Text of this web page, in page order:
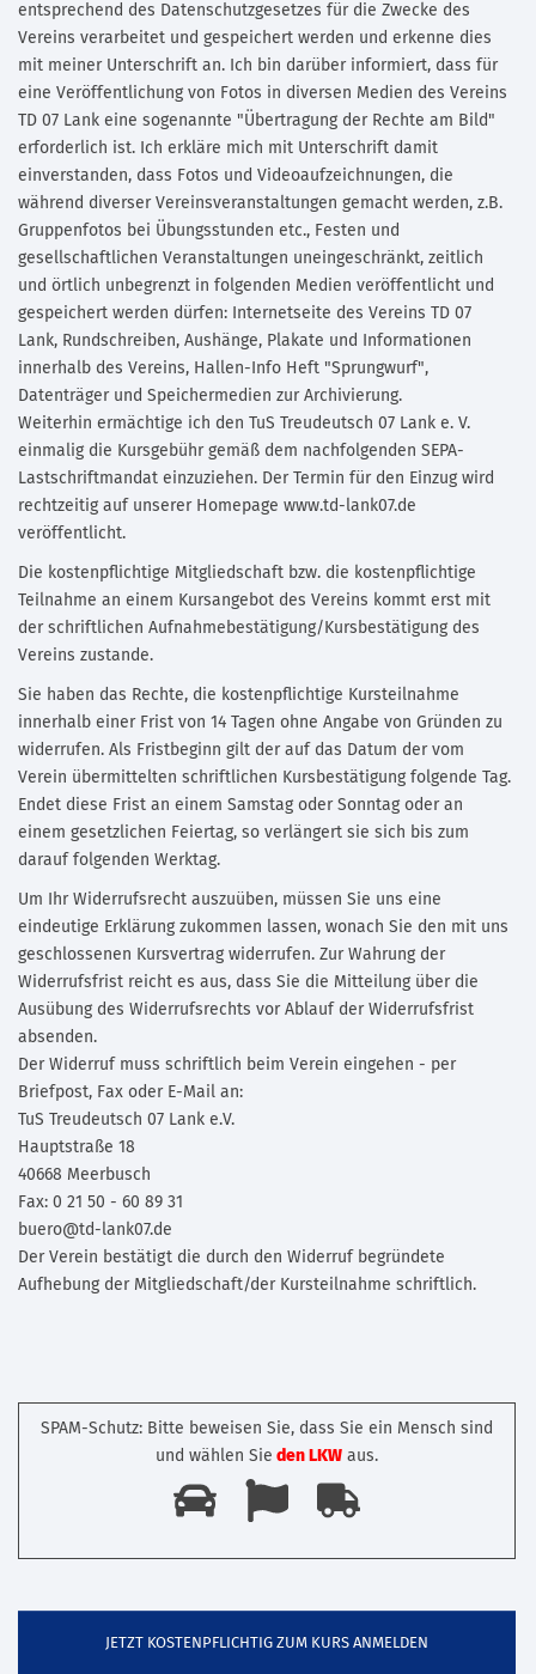
entsprechend des Datenschutzgesetzes für die Zwecke des
Vereins verarbeitet und gespeichert werden und erkenne dies
mit meiner Unterschrift an. Ich bin darüber informiert, dass für
eine Veröffentlichung von Fotos in diversen Medien des Vereins
TD 07 Lank eine sogenannte "Übertragung der Rechte am Bild"
erforderlich ist. Ich erkläre mich mit Unterschrift damit
einverstanden, dass Fotos und Videoaufzeichnungen, die
während diverser Vereinsveranstaltungen gemacht werden, z.B.
Gruppenfotos bei Übungsstunden etc., Festen und
gesellschaftlichen Veranstaltungen uneingeschränkt, zeitlich
und örtlich unbegrenzt in folgenden Medien veröffentlicht und
gespeichert werden dürfen: Internetseite des Vereins TD 07
Lank, Rundschreiben, Aushänge, Plakate und Informationen
innerhalb des Vereins, Hallen-Info Heft "Sprungwurf",
Datenträger und Speichermedien zur Archivierung.
Weiterhin ermächtige ich den TuS Treudeutsch 07 Lank e. V.
einmalig die Kursgebühr gemäß dem nachfolgenden SEPA-
Lastschriftmandat einzuziehen. Der Termin für den Einzug wird
rechtzeitig auf unserer Homepage www.td-lank07.de
veröffentlicht.
Die kostenpflichtige Mitgliedschaft bzw. die kostenpflichtige
Teilnahme an einem Kursangebot des Vereins kommt erst mit
der schriftlichen Aufnahmebestätigung/Kursbestätigung des
Vereins zustande.
Sie haben das Rechte, die kostenpflichtige Kursteilnahme
innerhalb einer Frist von 14 Tagen ohne Angabe von Gründen zu
widerrufen. Als Fristbeginn gilt der auf das Datum der vom
Verein übermittelten schriftlichen Kursbestätigung folgende Tag.
Endet diese Frist an einem Samstag oder Sonntag oder an
einem gesetzlichen Feiertag, so verlängert sie sich bis zum
darauf folgenden Werktag.
Um Ihr Widerrufsrecht auszuüben, müssen Sie uns eine
eindeutige Erklärung zukommen lassen, wonach Sie den mit uns
geschlossenen Kursvertrag widerrufen. Zur Wahrung der
Widerrufsfrist reicht es aus, dass Sie die Mitteilung über die
Ausübung des Widerrufsrechts vor Ablauf der Widerrufsfrist
absenden.
Der Widerruf muss schriftlich beim Verein eingehen - per
Briefpost, Fax oder E-Mail an:
TuS Treudeutsch 07 Lank e.V.
Hauptstraße 18
40668 Meerbusch
Fax: 0 21 50 - 60 89 31
buero@td-lank07.de
Der Verein bestätigt die durch den Widerruf begründete
Aufhebung der Mitgliedschaft/der Kursteilnahme schriftlich.
SPAM-Schutz: Bitte beweisen Sie, dass Sie ein Mensch sind
und wählen Sie den LKWaus.